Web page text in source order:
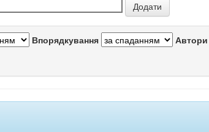
Впорядкування Автори